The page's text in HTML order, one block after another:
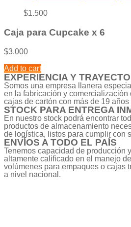
$1.500
Caja para Cupcake x 6
$3.000
Add to cart
EXPERIENCIA Y
Somos una empresa llanera
en la fabricación y comercialización
cajas de cartón con más de 19
STOCK PARA ENTREGA
En nuestro stock podrá encontrar
productos de almacenamiento
de logística, listos para cumplir con
ENVÍOS A TODO EL PAÍS
Tenemos capacidad de producción
altamente calificado en el manejo
volúmenes para empaques o cajas
a nivel nacional.